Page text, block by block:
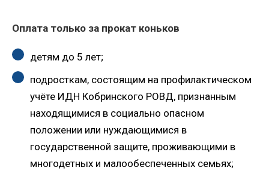
Оплата только за прокат коньков
детям до 5 лет;
подросткам, состоящим на профилактическом
учёте ИДН Кобринского РОВД, признанным
находящимися в социально опасном
положении или нуждающимися в
государственной защите, проживающими в
многодетных и малообеспеченных семьях;